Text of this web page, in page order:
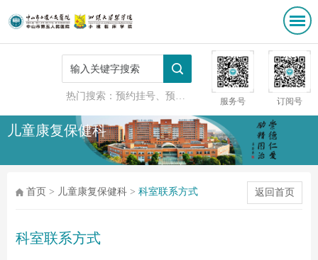
热门搜索：预约挂号、预防接种 服务号 订阅号
儿童康复保健科
返回首页
首页 > 儿童康复保健科 >科室联系方式
科室联系方式